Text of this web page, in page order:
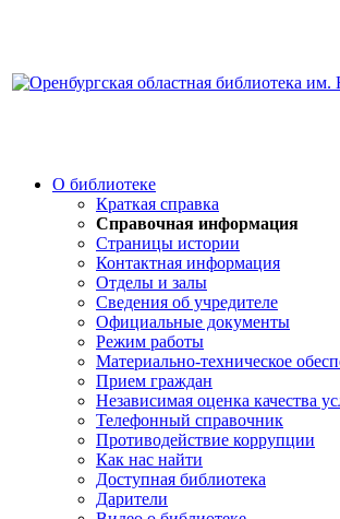
О библиотеке
Краткая справка
Справочная информация
Страницы истории
Контактная информация
Отделы и залы
Сведения об учредителе
Официальные документы
Режим работы
Материально-техническое
Прием граждан
Независимая оценка качества
Телефонный справочник
Противодействие коррупции
Как нас найти
Доступная библиотека
Дарители